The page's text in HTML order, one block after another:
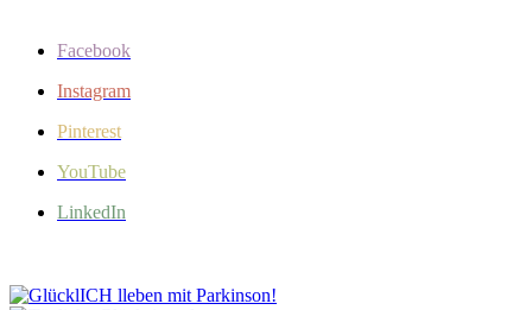
Facebook
Instagram
Pinterest
YouTube
LinkedIn